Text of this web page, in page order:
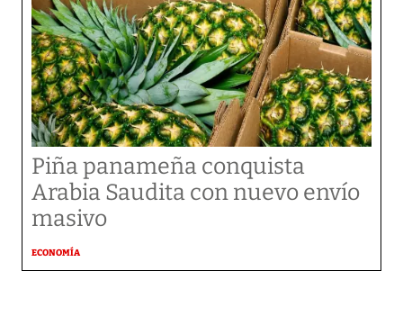
Piña panameña conquista
Arabia Saudita con nuevo envío
masivo
ECONOMÍA